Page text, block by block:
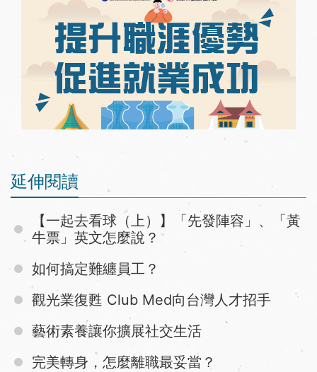
延伸閱讀
【一起去看球（上）】「先發陣容」、「黃
牛票」英文怎麼說？
如何搞定難纏員工？
觀光業復甦 Club Med向台灣人才招手
藝術素養讓你擴展社交生活
完美轉身，怎麼離職最妥當？